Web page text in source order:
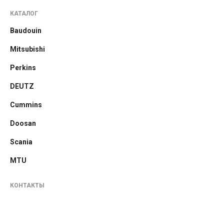
КАТАЛОГ
Baudouin
Mitsubishi
Perkins
DEUTZ
Cummins
Doosan
Scania
MTU
КОНТАКТЫ